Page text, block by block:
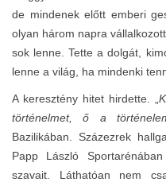
de mindenek előtt emberi
olyan három napra
sok lenne. Tette a dolgát,
lenne a világ, ha mindenki
A keresztény hitet hirdette. „
történelmet, ő a
Bazilikában. Százezrek
Papp László
szavait. Láthatóan nem